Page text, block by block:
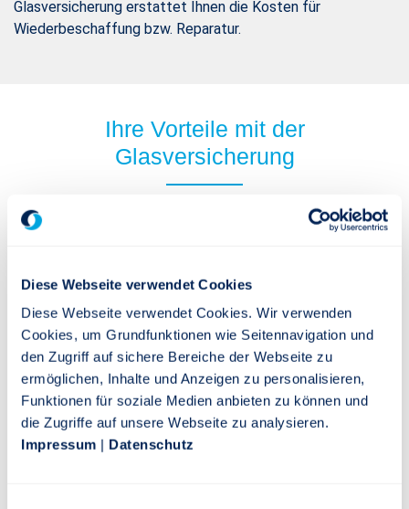
Diese Webseite verwendet Cookies
Diese Webseite verwendet Cookies. Wir verwenden
Cookies, um Grundfunktionen wie Seitennavigation und
den Zugriff auf sichere Bereiche der Webseite zu
ermöglichen, Inhalte und Anzeigen zu personalisieren,
Funktionen für soziale Medien anbieten zu können und
die Zugriffe auf unsere Webseite zu analysieren.
Impressum | Datenschutz
Glasversicherung erstattet Ihnen die Kosten für
Wiederbeschaffung bzw. Reparatur.
Ihre Vorteile mit der
Glasversicherung
Absicherung von Glaskeramik-Kochflächen und deren
Abdeckung (inkl. Elektronik bis 1.000 Euro)
Absicherung von Glasscheiben von Aquarien und Terrarien